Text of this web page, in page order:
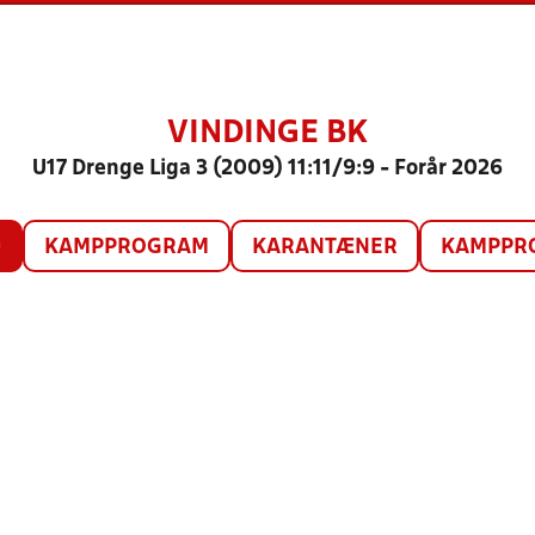
VINDINGE BK
U17 Drenge Liga 3 (2009) 11:11/9:9 - Forår 2026
KAMPPROGRAM KARANTÆNER